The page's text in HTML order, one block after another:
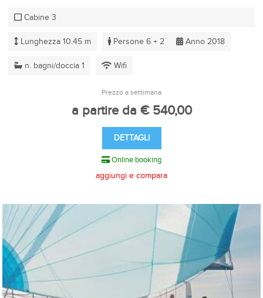
Cabine 3
Lunghezza 10.45 m Persone 6 + 2 Anno 2018
n. bagni/doccia 1 Wifi
Prezzo a settimana
a partire da € 540,00
DETTAGLI
Online booking
aggiungi e compara